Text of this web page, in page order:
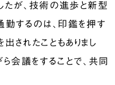
たが、技術の進歩と新型
勤するのは、印鑑を押す
されたこともありまし
会議をすることで、共同